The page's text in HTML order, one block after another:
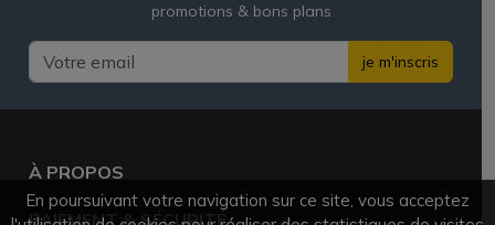
promotions & bons plans
je m'inscris
À PROPOS
PAIEMENT & SÉCURITÉ
En poursuivant votre navigation sur ce site, vous acceptez